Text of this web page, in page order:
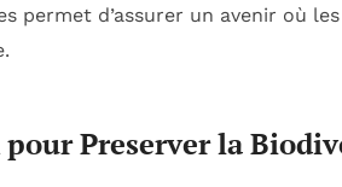
permet d’assurer un avenir où
Preserver la